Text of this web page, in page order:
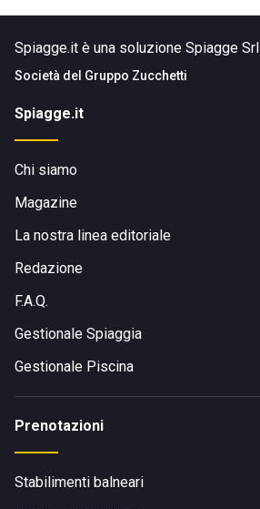
Spiagge.it è una soluzione Spiagge Srl
Società del Gruppo Zucchetti
Spiagge.it
Chi siamo
Magazine
La nostra linea editoriale
Redazione
F.A.Q.
Gestionale Spiaggia
Gestionale Piscina
Prenotazioni
Stabilimenti balneari